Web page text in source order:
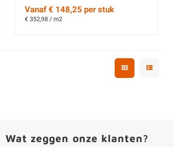
Vanaf € 148,25 per stuk
€ 352,98 / m2
Wat zeggen onze klanten?